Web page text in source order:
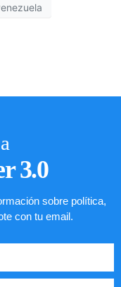
3.0
sobre política,
con tu email.